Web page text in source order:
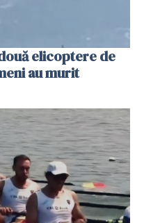
elicoptere de
au murit